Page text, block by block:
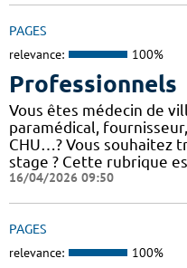
PAGES
relevance: 100%
Professionnels
Vous êtes médecin de
paramédical,
CHU…? Vous souhaitez
stage ? Cette rubrique
16/04/2026 09:50
PAGES
relevance: 100%